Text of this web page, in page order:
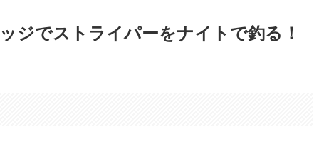
ジでストライパーをナイトで釣る！